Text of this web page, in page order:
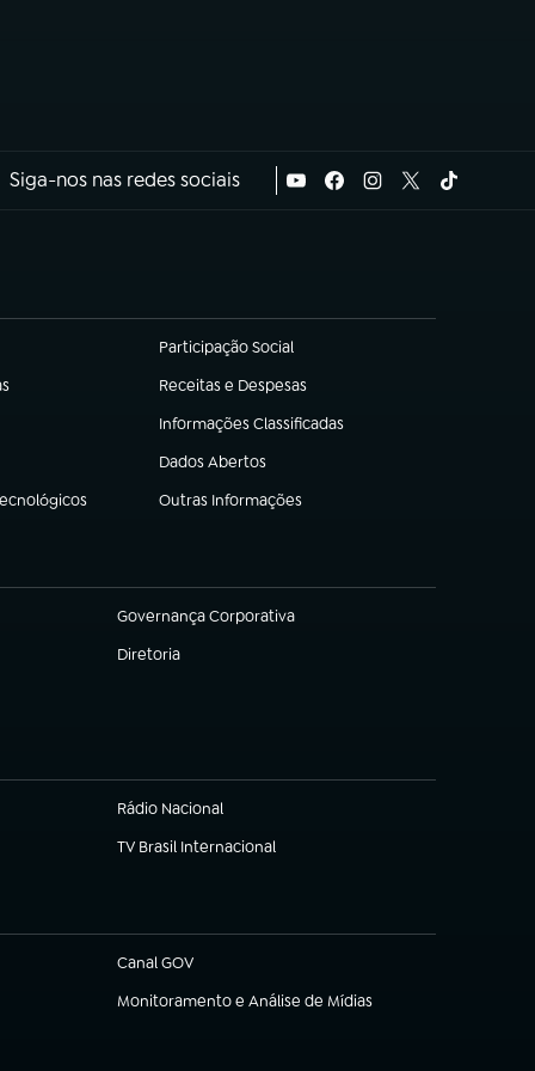
Siga-nos nas redes sociais
Participação Social
(abre em nova aba)
Receitas e Despesas
(abre em nova aba)
Informações Classificadas
(abre em nova aba)
Dados Abertos
(abre em nova aba)
Outras Informações
(abre em nova aba)
Governança Corporativa
(abre em nova aba)
Diretoria
(abre em nova aba)
Rádio Nacional
(abre em nova aba)
TV Brasil Internacional
(abre em nova aba)
Canal GOV
(abre em nova aba)
Monitoramento e Análise de Mídias
(abre em nova aba)